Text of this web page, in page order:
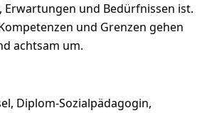
Erwartungen und Bedürfnissen ist.
und Grenzen gehen
achtsam um.
Diplom-Sozialpädagogin,